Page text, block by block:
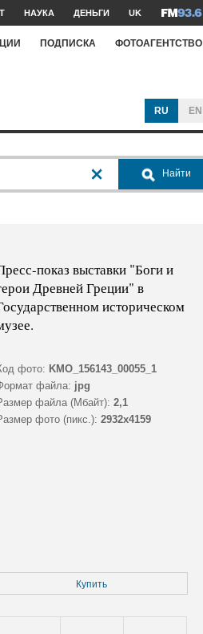
НАУКА ДЕНЬГИ UK
ПОДПИСКА ФОТОАГЕНТСТВО
RU EN
Найти
показ выставки "Боги и
Древней Греции" в
историческом
фото: KMO_156143_00055_1
файла: jpg
файла (Мбайт): 2,1
фото (пикс.): 2932x4159
Купить